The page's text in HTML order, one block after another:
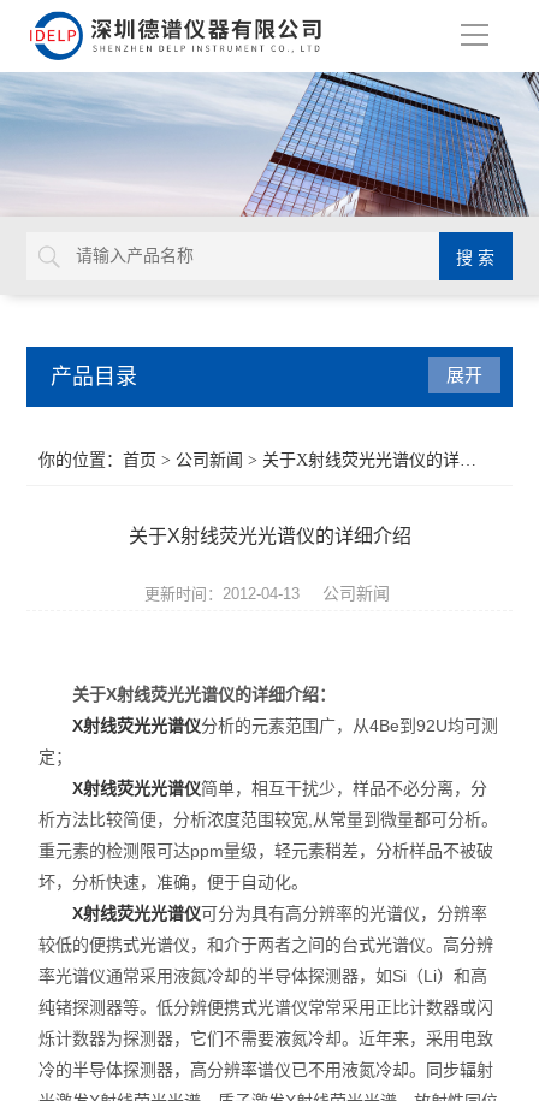
导
产品目录
卤素检测仪
环保检测仪
液相色谱仪
矿石分析仪
合金分析仪
元素分析仪
展开
你的位置：首页 > 公司新闻 > 关于X射线荧光光谱仪的详细介绍
关于X射线荧光光谱仪的详细介绍
更新时间：2012-04-13 公司新闻
关于X射线荧光光谱仪的详细介绍：
X射线荧光光谱仪分析的元素范围广，从4Be到92U均可测
定；
X射线荧光光谱仪简单，相互干扰少，样品不必分离，分
析方法比较简便，分析浓度范围较宽,从常量到微量都可分析。
重元素的检测限可达ppm量级，轻元素稍差，分析样品不被破
坏，分析快速，准确，便于自动化。
X射线荧光光谱仪可分为具有高分辨率的光谱仪，分辨率
较低的便携式光谱仪，和介于两者之间的台式光谱仪。高分辨
率光谱仪通常采用液氮冷却的半导体探测器，如Si（Li）和高
纯锗探测器等。低分辨便携式光谱仪常常采用正比计数器或闪
烁计数器为探测器，它们不需要液氮冷却。近年来，采用电致
冷的半导体探测器，高分辨率谱仪已不用液氮冷却。同步辐射